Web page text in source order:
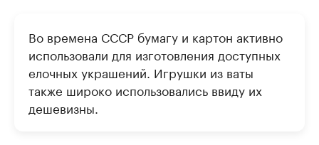
Во времена СССР бумагу и картон активно
использовали для изготовления доступных
елочных украшений. Игрушки из ваты
также широко использовались ввиду их
дешевизны.